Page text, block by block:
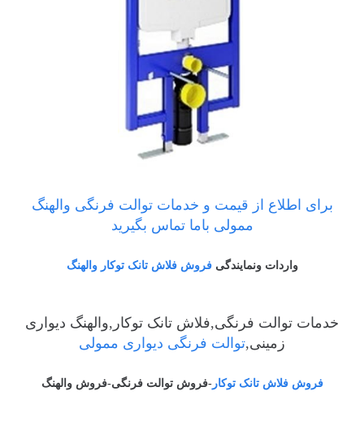
برای اطلاع از قیمت و خدمات توالت فرنگی والهنگ
ممولی باما تماس بگیرید
واردات ونمایندگیفروش فلاش تانک توکار والهنگ
خدمات توالت فرنگی,فلاش تانک توکار,والهنگ دیواری
زمینی,توالت فرنگی دیواری ممولی
فروش فلاش تانک توکار-فروش توالت فرنگی-فروش والهنگ